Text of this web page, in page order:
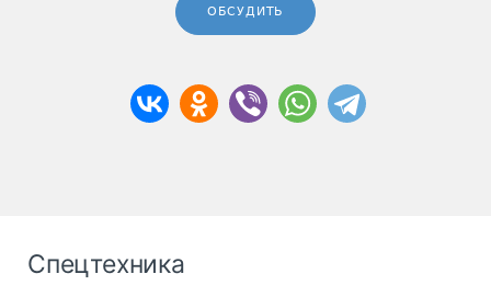
ОБСУДИТЬ
Спецтехника